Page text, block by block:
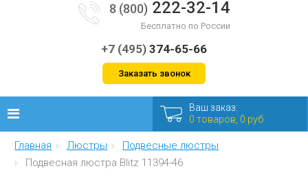
8 (800) 222-32-14
Бесплатно по России
+7 (495) 374-65-66
Заказать звонок
Люстры
Ваш заказ:
0 товаров, 0 руб
Главная Люстры
Подвесные люстры
Подвесная люстра Blitz 11394-46